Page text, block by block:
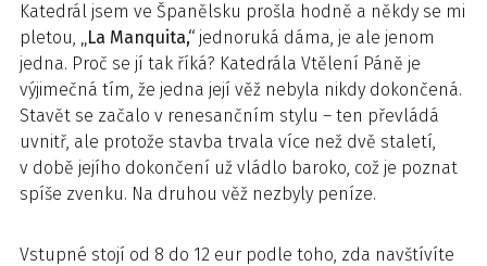
Katedrál jsem ve Španělsku prošla hodně a někdy se mi
pletou, „La Manquita,“ jednoruká dáma, je ale jenom
jedna. Proč se jí tak říká? Katedrála Vtělení Páně je
výjimečná tím, že jedna její věž nebyla nikdy dokončená.
Stavět se začalo v renesančním stylu – ten převládá
uvnitř, ale protože stavba trvala více než dvě staletí,
v době jejího dokončení už vládlo baroko, což je poznat
spíše zvenku. Na druhou věž nezbyly peníze.
Vstupné stojí od 8 do 12 eur podle toho, zda navštívíte